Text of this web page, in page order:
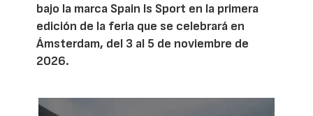
bajo la marca Spain Is Sport en la primera
edición de la feria que se celebrará en
Ámsterdam, del 3 al 5 de noviembre de
2026.